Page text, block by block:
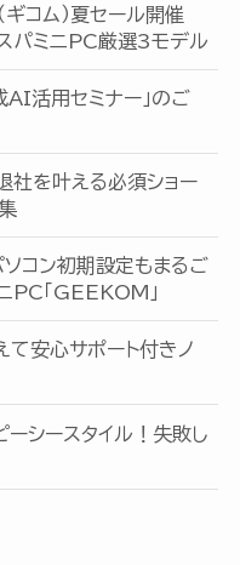
コム）夏セール開催
パミニPC厳選3モデル
AI活用セミナー」のご
社を叶える必須ショー
コン初期設定もまるご
PC「GEEKOM」
て安心サポート付きノ
シースタイル！失敗し